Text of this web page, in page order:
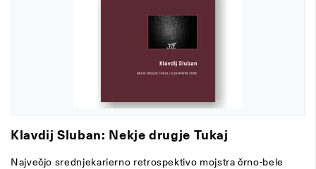
Klavdij Sluban: Nekje drugje Tukaj
Največjo srednjekarierno retrospektivo mojstra črno-bele